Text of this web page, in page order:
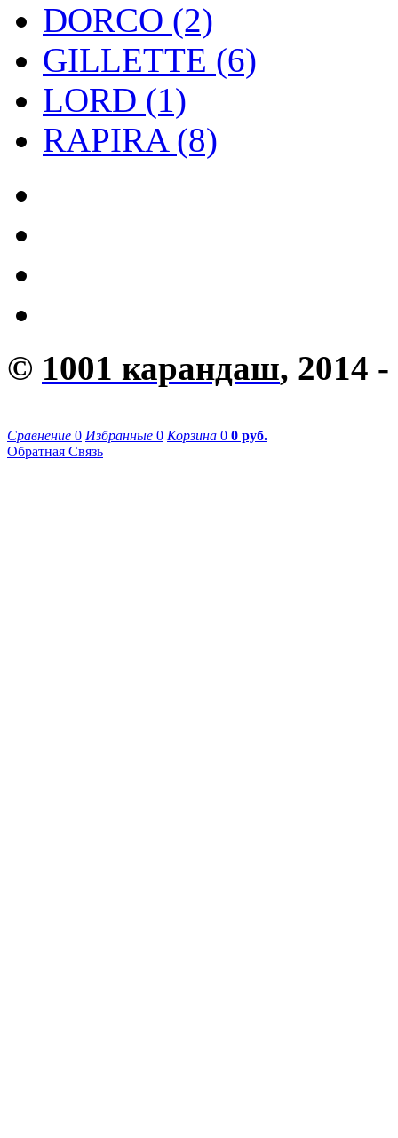
DORCO (2)
GILLETTE (6)
LORD (1)
RAPIRA (8)
© 1001 карандаш, 2014 -
Сравнение 0 Избранные 0 Корзина 0 0 руб.
Обратная Связь